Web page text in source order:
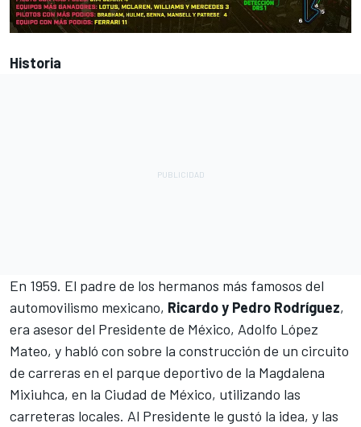
Historia
En 1959. El padre de los hermanos más famosos del
automovilismo mexicano, Ricardo y Pedro Rodríguez,
era asesor del Presidente de México, Adolfo López
Mateo, y habló con sobre la construcción de un circuito
de carreras en el parque deportivo de la Magdalena
Mixiuhca, en la Ciudad de México, utilizando las
carreteras locales. Al Presidente le gustó la idea, y las